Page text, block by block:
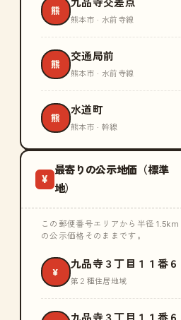
熊
熊本市 · 水前寺線
熊
交通局前
熊本市 · 水前寺線
熊
水道町
熊本市 · 幹線
¥
最寄りの公示地価（標準
地）
この郵便番号エリアから半径
の公示価格そのままです。
¥
九品寺３丁目１１番６
第２種住居地域